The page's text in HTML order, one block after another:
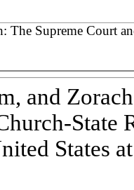
The Supreme Court
and
State
States